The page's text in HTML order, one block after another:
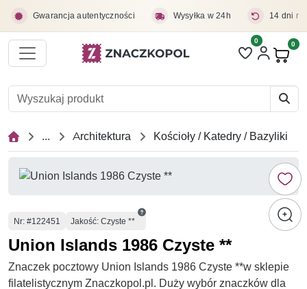
Gwarancja autentyczności Wysyłka w 24h 14 dni
Liczba pozycji
0 0
... Architektura Kościoły / Katedry / Bazyliki
Numer
Nr: #122451 Jakość: Czyste **
Union Islands 1986 Czyste **
Znaczek pocztowy Union Islands 1986 Czyste **w sklepie
filatelistycznym Znaczkopol.pl. Duży wybór znaczków dla